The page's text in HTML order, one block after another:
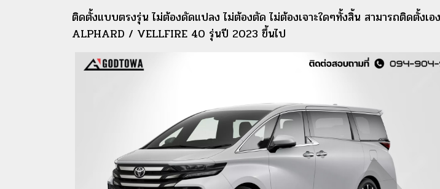
ติดตั้งแบบตรงรุ่น ไม่ต้องดัดแปลง ไม่ต้องตัด ไม่ต้องเจาะใดๆทั้งสิ้น สามารถติดตั้งเอ
ALPHARD / VELLFIRE 40 รุ่นปี 2023 ขึ้นไป